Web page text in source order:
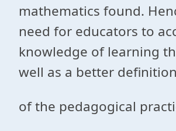
mathematics found.
need for educators to
knowledge of learning
well as a better definition
of the pedagogical